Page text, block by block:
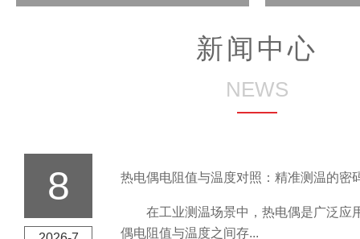
新闻中心
NEWS
8 热电偶电阻值与温度对照：精准测温的密
在工业测温场景中，热电偶是广泛应
偶电阻值与温度之间存...